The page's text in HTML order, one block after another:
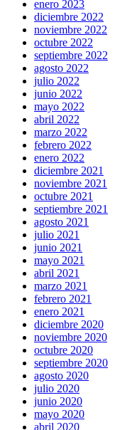
enero 2023
diciembre 2022
noviembre 2022
octubre 2022
septiembre 2022
agosto 2022
julio 2022
junio 2022
mayo 2022
abril 2022
marzo 2022
febrero 2022
enero 2022
diciembre 2021
noviembre 2021
octubre 2021
septiembre 2021
agosto 2021
julio 2021
junio 2021
mayo 2021
abril 2021
marzo 2021
febrero 2021
enero 2021
diciembre 2020
noviembre 2020
octubre 2020
septiembre 2020
agosto 2020
julio 2020
junio 2020
mayo 2020
abril 2020